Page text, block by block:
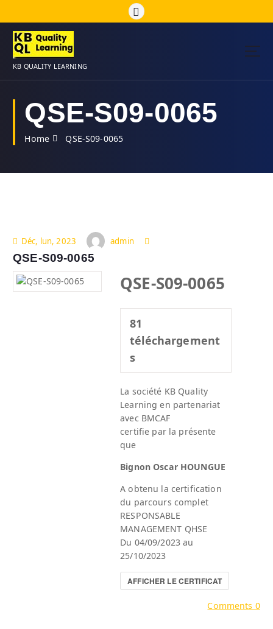
KB QUALITY LEARNING
QSE-S09-0065
Home QSE-S09-0065
Déc, lun, 2023 admin
QSE-S09-0065
QSE-S09-0065
81
téléchargement
s
La société KB Quality
Learning en partenariat
avec BMCAF
certifie par la présente
que
Bignon Oscar HOUNGUE
A obtenu la certification
du parcours complet
RESPONSABLE
MANAGEMENT QHSE
Du 04/09/2023 au
25/10/2023
AFFICHER LE CERTIFICAT
Comments 0